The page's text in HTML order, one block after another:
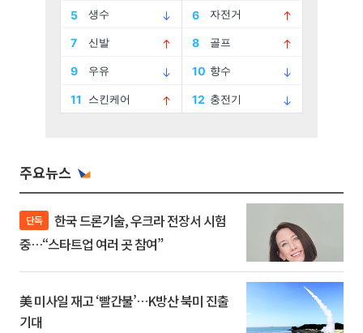
주요뉴스
단독
중…“스타트업 여러 곳 참여”
美 미사일 재고 ‘빨간불’…K방산 북미 진출
기대